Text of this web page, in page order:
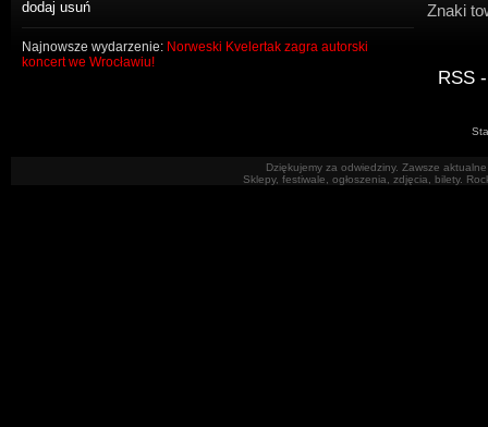
Najnowsze wydarzenie: Norweski Kvelertak zagra autorski
koncert we Wrocławiu!
Znaki
RSS
Dziękujemy za odwiedziny. Zawsze
Sklepy, festiwale, ogłoszenia, zdjęcia, bilety.